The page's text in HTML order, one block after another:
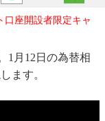
口座開設者限定キャ
1月12日の為替相
ます。